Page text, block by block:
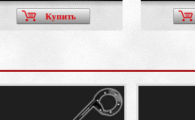
Купить